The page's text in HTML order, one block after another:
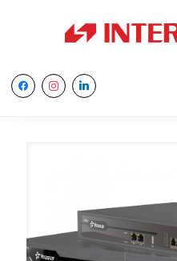
facebookinstagramlinkedin